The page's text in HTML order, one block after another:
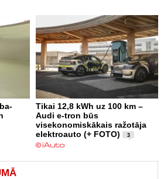
Tikai 12,8 kWh uz 100 km –
Audi e-tron būs
visekonomiskākais ražotāja
elektroauto (+ FOTO)
3